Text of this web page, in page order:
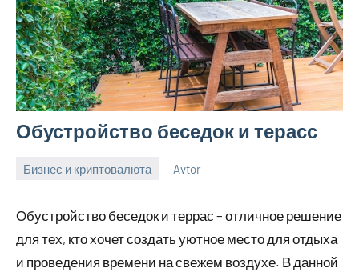
Обустройство беседок и терасс
Бизнес и криптовалюта
2023
Avtor
Обустройство беседок и террас – отличное решение
для тех, кто хочет создать уютное место для отдыха
и проведения времени на свежем воздухе. В данной